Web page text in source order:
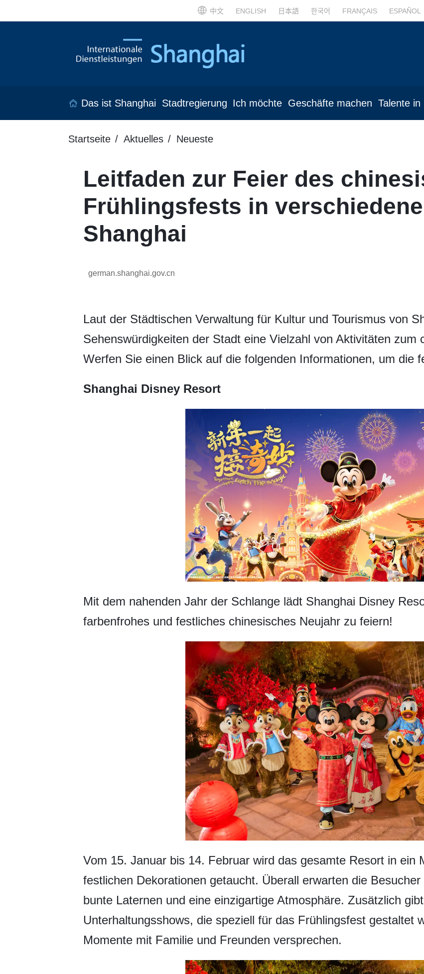
中文 ENGLISH 日本語 한국어 FRANÇAIS ESPAÑOL
Das ist Shanghai Stadtregierung Ich möchte Geschäfte machen Talente in
Startseite Aktuelles Neueste
Leitfaden zur Feier des
Frühlingsfests in
Shanghai
german.shanghai.gov.cn
Laut der Städtischen Verwaltung für Kultur und Tourismus von
Sehenswürdigkeiten der Stadt eine Vielzahl von Aktivitäten zum
Werfen Sie einen Blick auf die folgenden Informationen, um die
Shanghai Disney Resort
Mit dem nahenden Jahr der Schlange lädt Shanghai Disney
farbenfrohes und festliches chinesisches Neujahr zu feiern!
Vom 15. Januar bis 14. Februar wird das gesamte Resort in ein
festlichen Dekorationen getaucht. Überall erwarten die
bunte Laternen und eine einzigartige Atmosphäre. Zusätzlich
Unterhaltungsshows, die speziell für das Frühlingsfest gestaltet
Momente mit Familie und Freunden versprechen.